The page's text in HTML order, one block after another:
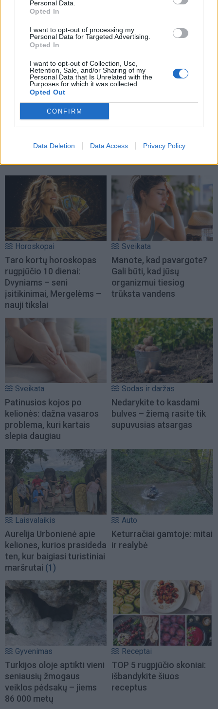
Personal Data.
Opted In
I want to opt-out of processing my
Personal Data for Targeted Advertising.
Opted In
I want to opt-out of Collection, Use,
Retention, Sale, and/or Sharing of my
Personal Data that Is Unrelated with the
Purposes for which it was collected.
Opted Out
CONFIRM
Data Deletion Data Access Privacy Policy
NAUJI
Laisvalaikis
Rugpjūčio 10-ąją vardo
dieną švenčia
Dienos horoskopas 12
Zodiako ženklų: gali
sugrįžti sena galimybė
Horoskopai
Taro kortų horoskopas
rugpjūčio 10 dienai:
Dvyniams – seni
įsitikinimai, Mergelėms –
nauji tikslai
Sveikata
Manote, kad pavargote?
Gali būti, kad jūsų
organizmui tiesiog
trūksta vandens
Sveikata
Patinusios kojos po
kelionės: dažna vasaros
problema, kuri kartais
slepia daugiau
Sodas ir daržas
Nedarykite to kasdami
bulves – žiemą rasite tik
supuvusias atsargas
Laisvalaikis
Aurelija Urbonienė apie
keliones, kurios prasideda
ten, kur baigiasi turistiniai
maršrutai (1)
Auto
Keturračiai gamtoje: mitai
ir realybė
Gyvenimas
Turkijos oloje aptikti vieni
seniausių žmogaus
veiklos pėdsakų – jiems
86 000 metų
Receptai
TOP 5 rugpjūčio skoniai:
išbandykite šiuos
receptus